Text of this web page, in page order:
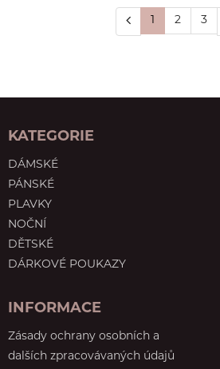
2 3
KATEGORIE
DÁMSKÉ
PÁNSKÉ
PLAVKY
NOČNÍ
DĚTSKÉ
DÁRKOVÉ POUKAZY
INFORMACE
Zásady ochrany osobních a
dalších zpracovávaných údajů